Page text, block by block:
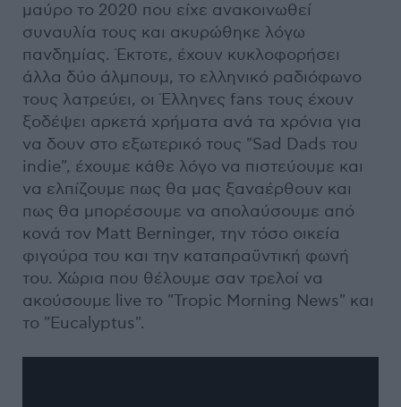
μαύρο το 2020 που είχε ανακοινωθεί
συναυλία τους και ακυρώθηκε λόγω
πανδημίας. Έκτοτε, έχουν κυκλοφορήσει
άλλα δύο άλμπουμ, το ελληνικό ραδιόφωνο
τους λατρεύει, οι Έλληνες fans τους έχουν
ξοδέψει αρκετά χρήματα ανά τα χρόνια για
να δουν στο εξωτερικό τους "Sad Dads του
indie", έχουμε κάθε λόγο να πιστεύουμε και
να ελπίζουμε πως θα μας ξαναέρθουν και
πως θα μπορέσουμε να απολαύσουμε από
κονά τον Matt Berninger, την τόσο οικεία
φιγούρα του και την καταπραϋντική φωνή
του. Χώρια που θέλουμε σαν τρελοί να
ακούσουμε live το "Tropic Morning News" και
το "Eucalyptus".